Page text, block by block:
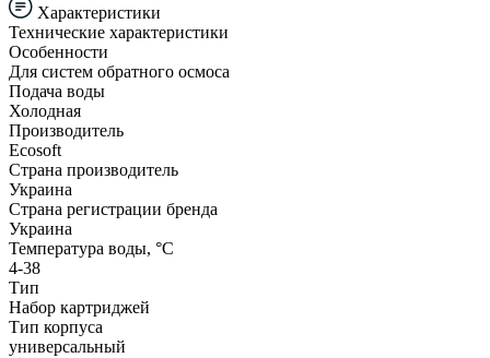
Характеристики
Технические характеристики
Особенности
Для систем обратного осмоса
Подача воды
Холодная
Производитель
Ecosoft
Страна производитель
Украина
Страна регистрации бренда
Украина
Температура воды, °С
4-38
Тип
Набор картриджей
Тип корпуса
универсальный